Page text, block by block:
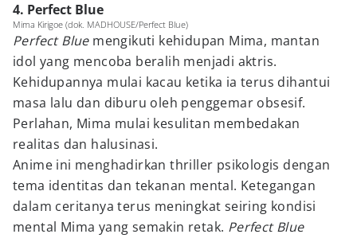
4. Perfect Blue
Mima Kirigoe (dok. MADHOUSE/Perfect Blue)
Perfect Blue mengikuti kehidupan Mima, mantan
idol yang mencoba beralih menjadi aktris.
Kehidupannya mulai kacau ketika ia terus dihantui
masa lalu dan diburu oleh penggemar obsesif.
Perlahan, Mima mulai kesulitan membedakan
realitas dan halusinasi.
Anime ini menghadirkan thriller psikologis dengan
tema identitas dan tekanan mental. Ketegangan
dalam ceritanya terus meningkat seiring kondisi
mental Mima yang semakin retak. Perfect Blue